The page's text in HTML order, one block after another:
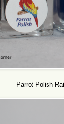
Parrot Polish